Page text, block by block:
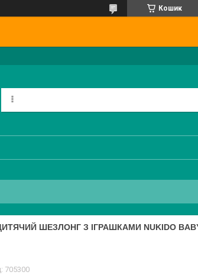
Кошик
ШЕЗЛОНГ З ІГРАШКАМИ NUKIDO BABY
705300